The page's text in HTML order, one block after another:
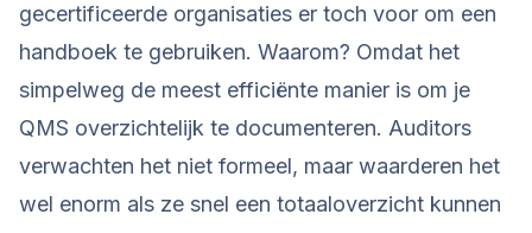
gecertificeerde organisaties er toch voor om een
handboek te gebruiken. Waarom? Omdat het
simpelweg de meest efficiënte manier is om je
QMS overzichtelijk te documenteren. Auditors
verwachten het niet formeel, maar waarderen het
wel enorm als ze snel een totaaloverzicht kunnen